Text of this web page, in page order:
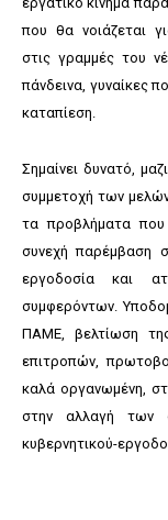
που θα νοιάζεται
στις γραμμές του
πάνδεινα, γυναίκες
καταπίεση.
Σημαίνει δυνατό,
συμμετοχή των
τα προβλήματα που
συνεχή παρέμβαση
εργοδοσία και
συμφερόντων.
ΠΑΜΕ, βελτίωση
επιτροπών,
καλά οργανωμένη,
στην αλλαγή των
κυβερνητικού-